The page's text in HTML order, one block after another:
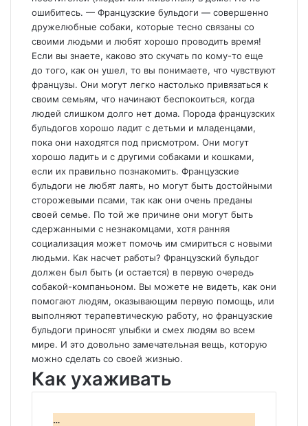
ошибитесь. — Французские бульдоги — совершенно
дружелюбные собаки, которые тесно связаны со
своими людьми и любят хорошо проводить время!
Если вы знаете, каково это скучать по кому-то еще
до того, как он ушел, то вы понимаете, что чувствуют
французы. Они могут легко настолько привязаться к
своим семьям, что начинают беспокоиться, когда
людей слишком долго нет дома. Порода французских
бульдогов хорошо ладит с детьми и младенцами,
пока они находятся под присмотром. Они могут
хорошо ладить и с другими собаками и кошками,
если их правильно познакомить. Французские
бульдоги не любят лаять, но могут быть достойными
сторожевыми псами, так как они очень преданы
своей семье. По той же причине они могут быть
сдержанными с незнакомцами, хотя ранняя
социализация может помочь им смириться с новыми
людьми. Как насчет работы? Французский бульдог
должен был быть (и остается) в первую очередь
собакой-компаньоном. Вы можете не видеть, как они
помогают людям, оказывающим первую помощь, или
выполняют терапевтическую работу, но французские
бульдоги приносят улыбки и смех людям во всем
мире. И это довольно замечательная вещь, которую
можно сделать со своей жизнью.
Как ухаживать
…